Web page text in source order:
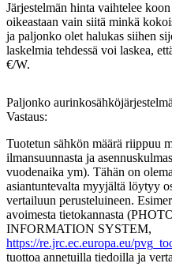
Järjestelmän hinta vaihtelee
oikeastaan vain siitä minkä
ja paljonko olet halukas siihen
laskelmia tehdessä voi laskea,
€/W.
Paljonko
Vastaus:
Tuotetun sähkön määrä riippuu
ilmansuunnasta ja
vuodenaika ym). Tähän on
asiantuntevalta myyjältä löytyy
vertailuun perusteluineen.
avoimesta tietokannasta
INFORMATION SYSTEM,
https://re.jrc.ec.europa.eu/
tuottoa annetuilla tiedoilla ja